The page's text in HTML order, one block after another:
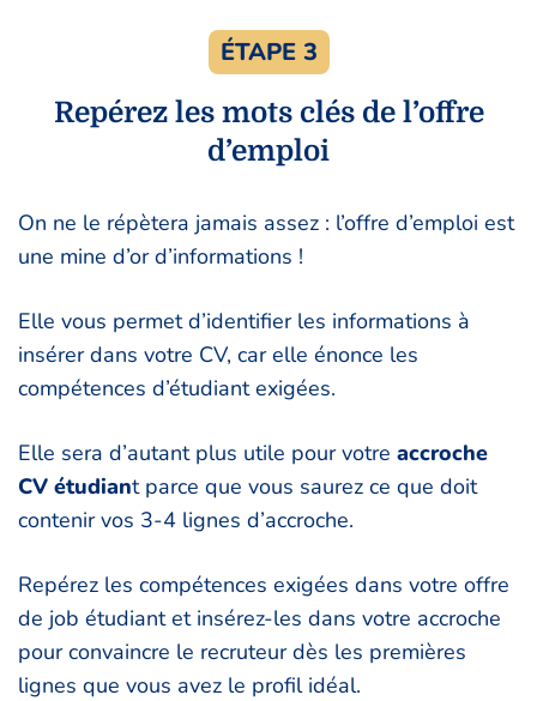
ÉTAPE 3
Repérez les mots clés de l’offre
d’emploi
On ne le répètera jamais assez : l’offre d’emploi est
une mine d’or d’informations !
Elle vous permet d’identifier les informations à
insérer dans votre CV, car elle énonce les
compétences d’étudiant exigées.
Elle sera d’autant plus utile pour votre accroche
CV étudiant parce que vous saurez ce que doit
contenir vos 3-4 lignes d’accroche.
Repérez les compétences exigées dans votre offre
de job étudiant et insérez-les dans votre accroche
pour convaincre le recruteur dès les premières
lignes que vous avez le profil idéal.